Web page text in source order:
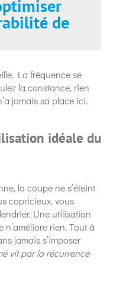
de
La fréquence se
la constance, rien
jamais sa place ici.
idéale du
la coupe ne s’éteint
capricieux, vous
Une utilisation
rien. Tout à
jamais s’imposer
vit par la récurrence